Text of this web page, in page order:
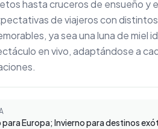
hasta cruceros de ensueño y
de viajeros con
ya sea una luna de miel
en vivo, adaptándose a
Europa; Invierno para destinos